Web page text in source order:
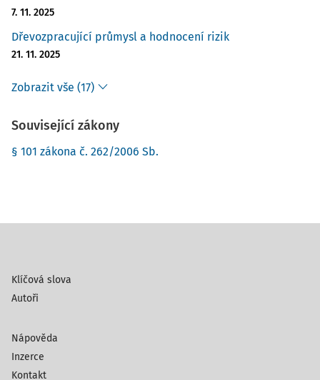
7. 11. 2025
Dřevozpracující průmysl a hodnocení rizik
21. 11. 2025
Zobrazit vše (17)
Související zákony
§ 101 zákona č. 262/2006 Sb.
Klíčová slova
Autoři
Nápověda
Inzerce
Kontakt